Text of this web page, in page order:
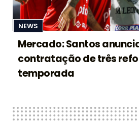
NEWS
Mercado: Santos
contratação de três
temporada